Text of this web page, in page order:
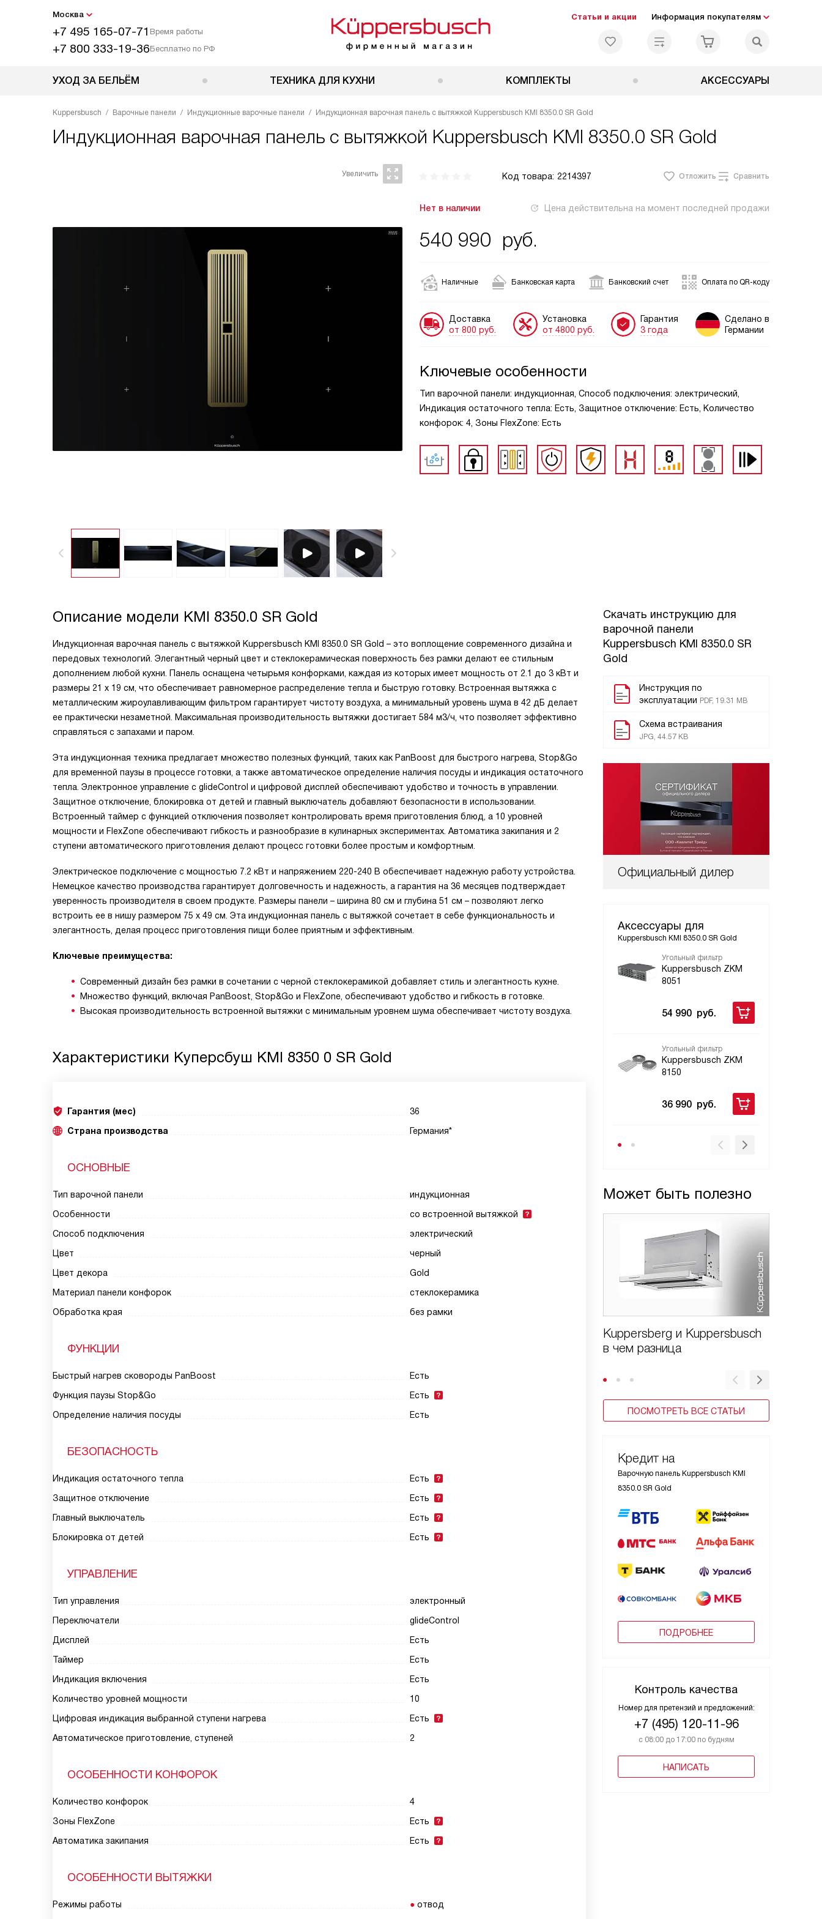
Москва
+7 495 165-07-71 Время работы
+7 800 333-19-36Бесплатно по РФ
Статьи и акции Информация покупателям
УХОД ЗА БЕЛЬЁМ ТЕХНИКА ДЛЯ КУХНИ КОМПЛЕКТЫ АКСЕССУАРЫ
Kuppersbusch Варочные панели Индукционные варочные панели Индукционная варочная панель с вытяжкой Kuppersbusch KMI 8350.0 SR Gold
Индукционная варочная панель с вытяжкой Kuppersbusch KMI 8350.0 SR Gold
Код товара: 2214397 Отложить Сравнить
Нет в наличии Цена действительна на момент последней продажи
540 990 руб.
Наличные Банковская карта Банковский счет Оплата по QR-коду
Доставка
от 800 руб.
Установка
от 4800 руб.
Гарантия
3 года
Сделано в
Германии
Ключевые особенности
Тип варочной панели: индукционная, Способ подключения: электрический,
Индикация остаточного тепла: Есть, Защитное отключение: Есть, Количество
конфорок: 4, Зоны FlexZone: Есть
Скачать инструкцию для
варочной панели
Kuppersbusch KMI 8350.0 SR
Gold
Инструкция по
эксплуатации PDF, 19.31 MB
Схема встраивания
JPG, 44.57 KB
Официальный дилер
Аксессуары для
Kuppersbusch KMI 8350.0 SR Gold
Угольный фильтр
Kuppersbusch ZKM
8051
54 990 руб.
Угольный фильтр
Kuppersbusch ZKM
8150
36 990 руб.
Может быть полезно
Kuppersberg и Kuppersbusch
в чем разница
ПОСМОТРЕТЬ ВСЕ СТАТЬИ
Кредит на
Варочную панель Kuppersbusch KMI
8350.0 SR Gold
ПОДРОБНЕЕ
Контроль качества
Номер для претензий и предложений:
+7 (495) 120-11-96
с 08:00 до 17:00 по будням
НАПИСАТЬ
Описание модели KMI 8350.0 SR Gold
Индукционная варочная панель с вытяжкой Kuppersbusch KMI 8350.0 SR Gold – это воплощение современного дизайна и
передовых технологий. Элегантный черный цвет и стеклокерамическая поверхность без рамки делают ее стильным
дополнением любой кухни. Панель оснащена четырьмя конфорками, каждая из которых имеет мощность от 2.1 до 3 кВт и
размеры 21 х 19 см, что обеспечивает равномерное распределение тепла и быструю готовку. Встроенная вытяжка с
металлическим жироулавливающим фильтром гарантирует чистоту воздуха, а минимальный уровень шума в 42 дБ делает
ее практически незаметной. Максимальная производительность вытяжки достигает 584 м3/ч, что позволяет эффективно
справляться с запахами и паром.
Эта индукционная техника предлагает множество полезных функций, таких как PanBoost для быстрого нагрева, Stop&Go
для временной паузы в процессе готовки, а также автоматическое определение наличия посуды и индикация остаточного
тепла. Электронное управление с glideControl и цифровой дисплей обеспечивают удобство и точность в управлении.
Защитное отключение, блокировка от детей и главный выключатель добавляют безопасности в использовании.
Встроенный таймер с функцией отключения позволяет контролировать время приготовления блюд, а 10 уровней
мощности и FlexZone обеспечивают гибкость и разнообразие в кулинарных экспериментах. Автоматика закипания и 2
ступени автоматического приготовления делают процесс готовки более простым и комфортным.
Электрическое подключение с мощностью 7.2 кВт и напряжением 220-240 В обеспечивает надежную работу устройства.
Немецкое качество производства гарантирует долговечность и надежность, а гарантия на 36 месяцев подтверждает
уверенность производителя в своем продукте. Размеры панели – ширина 80 см и глубина 51 см – позволяют легко
встроить ее в нишу размером 75 х 49 см. Эта индукционная панель с вытяжкой сочетает в себе функциональность и
элегантность, делая процесс приготовления пищи более приятным и эффективным.
Ключевые преимущества:
Современный дизайн без рамки в сочетании с черной стеклокерамикой добавляет стиль и элегантность кухне.
Множество функций, включая PanBoost, Stop&Go и FlexZone, обеспечивают удобство и гибкость в готовке.
Высокая производительность встроенной вытяжки с минимальным уровнем шума обеспечивает чистоту воздуха.
Характеристики Куперсбуш KMI 8350 0 SR Gold
Гарантия (мес)
36
Страна производства
Германия*
ОСНОВНЫЕ
Тип варочной панели
индукционная
Особенности
со встроенной вытяжкой
Способ подключения
электрический
Цвет
черный
Цвет декора
Gold
Материал панели конфорок
стеклокерамика
Обработка края
без рамки
ФУНКЦИИ
Быстрый нагрев сковороды PanBoost
Есть
Функция паузы Stop&Go
Есть
Определение наличия посуды
Есть
БЕЗОПАСНОСТЬ
Индикация остаточного тепла
Есть
Защитное отключение
Есть
Главный выключатель
Есть
Блокировка от детей
Есть
УПРАВЛЕНИЕ
Тип управления
электронный
Переключатели
glideControl
Дисплей
Есть
Таймер
Есть
Индикация включения
Есть
Количество уровней мощности
10
Цифровая индикация выбранной ступени нагрева
Есть
Автоматическое приготовление, ступеней
2
ОСОБЕННОСТИ КОНФОРОК
Количество конфорок
4
Зоны FlexZone
Есть
Автоматика закипания
Есть
ОСОБЕННОСТИ ВЫТЯЖКИ
Режимы работы отвод